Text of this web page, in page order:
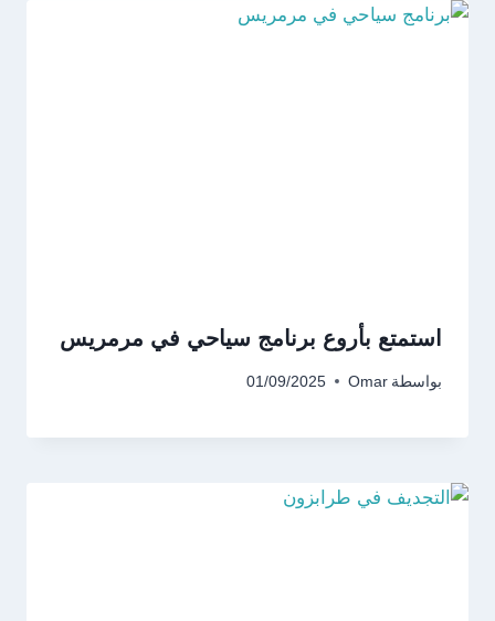
استمتع بأروع برنامج سياحي في مرمريس
بواسطة Omar
01/09/2025